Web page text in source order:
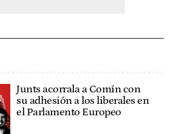
Junts acorrala a Comín con
su adhesión a los liberales en
el Parlamento Europeo